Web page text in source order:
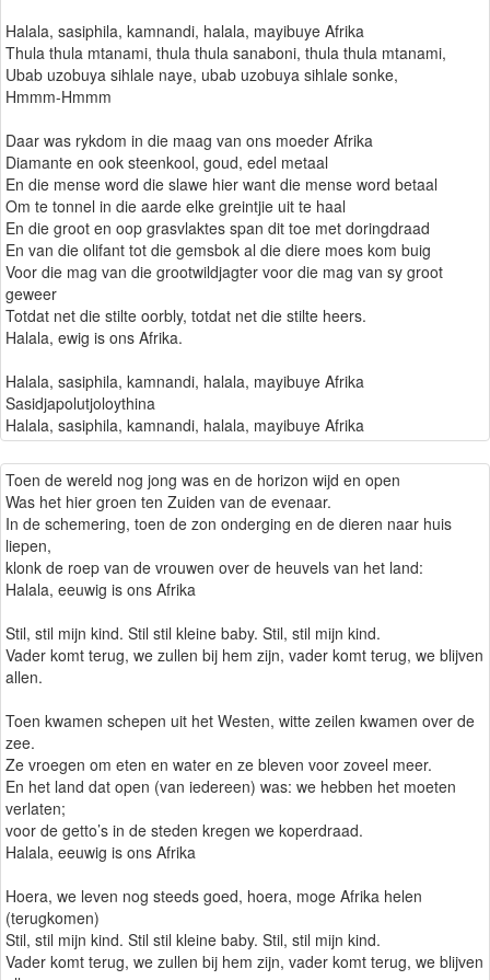
Halala, sasiphila, kamnandi, halala, mayibuye Afrika
Thula thula mtanami, thula thula sanaboni, thula thula mtanami,
Ubab uzobuya sihlale naye, ubab uzobuya sihlale sonke,
Hmmm-Hmmm
Daar was rykdom in die maag van ons moeder Afrika
Diamante en ook steenkool, goud, edel metaal
En die mense word die slawe hier want die mense word betaal
Om te tonnel in die aarde elke greintjie uit te haal
En die groot en oop grasvlaktes span dit toe met doringdraad
En van die olifant tot die gemsbok al die diere moes kom buig
Voor die mag van die grootwildjagter voor die mag van sy groot
geweer
Totdat net die stilte oorbly, totdat net die stilte heers.
Halala, ewig is ons Afrika.
Halala, sasiphila, kamnandi, halala, mayibuye Afrika
Sasidjapolutjoloythina
Halala, sasiphila, kamnandi, halala, mayibuye Afrika
Toen de wereld nog jong was en de horizon wijd en open
Was het hier groen ten Zuiden van de evenaar.
In de schemering, toen de zon onderging en de dieren naar huis
liepen,
klonk de roep van de vrouwen over de heuvels van het land:
Halala, eeuwig is ons Afrika
Stil, stil mijn kind. Stil stil kleine baby. Stil, stil mijn kind.
Vader komt terug, we zullen bij hem zijn, vader komt terug, we blijven
allen.
Toen kwamen schepen uit het Westen, witte zeilen kwamen over de
zee.
Ze vroegen om eten en water en ze bleven voor zoveel meer.
En het land dat open (van iedereen) was: we hebben het moeten
verlaten;
voor de getto’s in de steden kregen we koperdraad.
Halala, eeuwig is ons Afrika
Hoera, we leven nog steeds goed, hoera, moge Afrika helen
(terugkomen)
Stil, stil mijn kind. Stil stil kleine baby. Stil, stil mijn kind.
Vader komt terug, we zullen bij hem zijn, vader komt terug, we blijven